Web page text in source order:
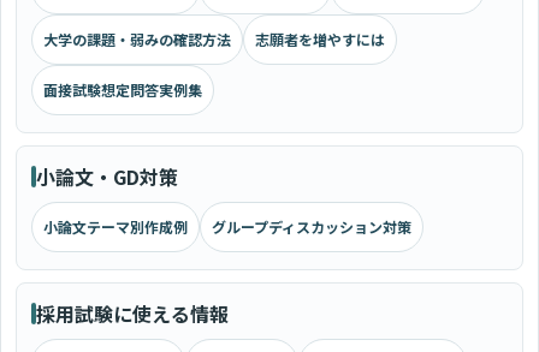
大学の課題・弱みの確認方法 志願者を増やすには
面接試験想定問答実例集
小論文・GD対策
小論文テーマ別作成例 グループディスカッション対策
採用試験に使える情報